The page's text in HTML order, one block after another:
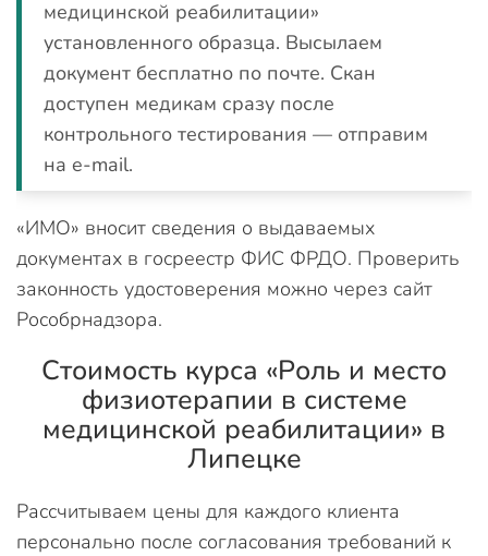
медицинской реабилитации»
установленного образца. Высылаем
документ бесплатно по почте. Скан
доступен медикам сразу после
контрольного тестирования — отправим
на e-mail.
«ИМО» вносит сведения о выдаваемых
документах в госреестр ФИС ФРДО. Проверить
законность удостоверения можно через сайт
Рособрнадзора.
Стоимость курса «Роль и место
физиотерапии в системе
медицинской реабилитации» в
Липецке
Рассчитываем цены для каждого клиента
персонально после согласования требований к